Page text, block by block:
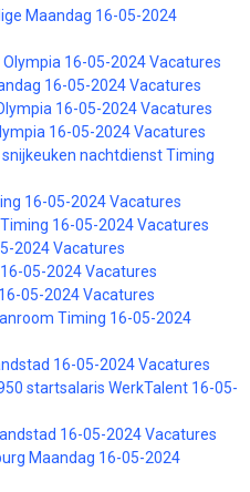
Maandag 16-05-2024
16-05-2024 Vacatures
16-05-2024 Vacatures
16-05-2024 Vacatures
16-05-2024 Vacatures
nachtdienst Timing
16-05-2024 Vacatures
16-05-2024 Vacatures
2024 Vacatures
05-2024 Vacatures
05-2024 Vacatures
Timing 16-05-2024
16-05-2024 Vacatures
startsalaris WerkTalent 16-05-
16-05-2024 Vacatures
Maandag 16-05-2024